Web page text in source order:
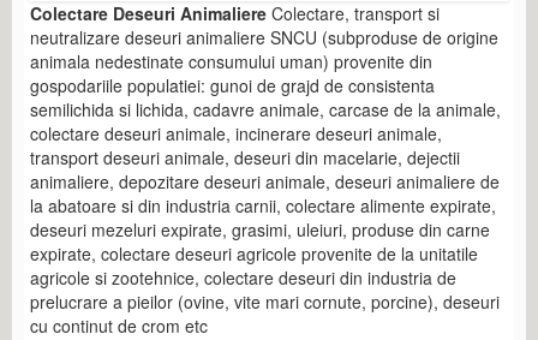
Colectare Deseuri Animaliere Colectare, transport si
neutralizare deseuri animaliere SNCU (subproduse de origine
animala nedestinate consumului uman) provenite din
gospodariile populatiei: gunoi de grajd de consistenta
semilichida si lichida, cadavre animale, carcase de la animale,
colectare deseuri animale, incinerare deseuri animale,
transport deseuri animale, deseuri din macelarie, dejectii
animaliere, depozitare deseuri animale, deseuri animaliere de
la abatoare si din industria carnii, colectare alimente expirate,
deseuri mezeluri expirate, grasimi, uleiuri, produse din carne
expirate, colectare deseuri agricole provenite de la unitatile
agricole si zootehnice, colectare deseuri din industria de
prelucrare a pieilor (ovine, vite mari cornute, porcine), deseuri
cu continut de crom etc